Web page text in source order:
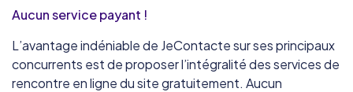
Aucun service payant !
L’avantage indéniable de JeContacte sur ses principaux
concurrents est de proposer l’intégralité des services de
rencontre en ligne du site gratuitement. Aucun